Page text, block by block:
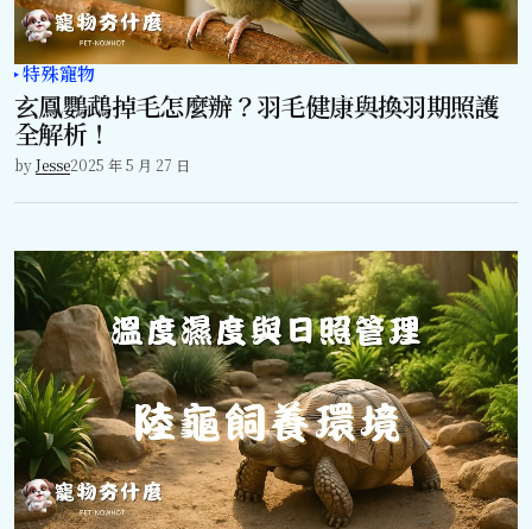
特殊寵物
玄鳳鸚鵡掉毛怎麼辦？羽毛健康與換羽期照護
全解析！
byJesse2025 年 5 月 27 日